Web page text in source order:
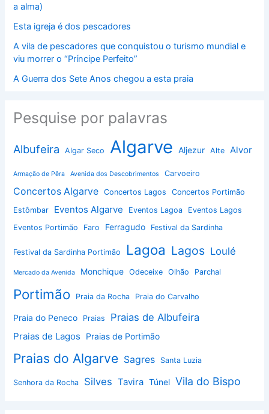
a alma)
Esta igreja é dos pescadores
A vila de pescadores que conquistou o turismo mundial e
viu morrer o “Príncipe Perfeito”
A Guerra dos Sete Anos chegou a esta praia
Pesquise por palavras
Albufeira Algar Seco Algarve Aljezur Alte Alvor
Armação de Pêra Avenida dos Descobrimentos Carvoeiro
Concertos Algarve Concertos Lagos
Concertos Portimão
Estômbar
Eventos Algarve Eventos Lagoa
Eventos Lagos
Eventos Portimão
Faro Ferragudo Festival da Sardinha
Festival da Sardinha Portimão Lagoa Lagos Loulé
Mercado da Avenida Monchique Odeceixe Olhão Parchal
Portimão Praia da Rocha Praia do Carvalho
Praia do Peneco Praias Praias de Albufeira
Praias de Lagos Praias de Portimão
Praias do Algarve Sagres Santa Luzia
Senhora da Rocha Silves Tavira Túnel Vila do Bispo